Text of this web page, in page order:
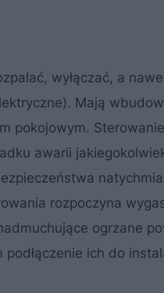
wyłączać, a
Mają
pokojowym.
awarii
rozpoczyna
ogrzane
ich do